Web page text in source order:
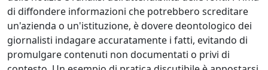
di diffondere informazioni che potrebbero screditare
un'azienda o un'istituzione, è dovere deontologico dei
giornalisti indagare accuratamente i fatti, evitando di
promulgare contenuti non documentati o privi di